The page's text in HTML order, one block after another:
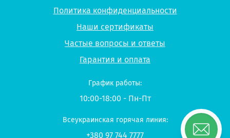
Политика конфиденциальности
Наши сертификаты
Частые вопросы и ответы
Гарантия и оплата
График работы:
10:00-18:00 - Пн-Пт
Всеукраинская горячая линия:
+380 97 744 7777